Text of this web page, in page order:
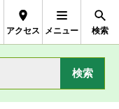
アクセス メニュー 検索